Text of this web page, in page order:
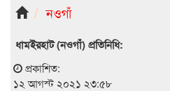
নওগাঁ
ধামইরহাট (নওগাঁ) প্রতিনিধি:
প্রকাশিত:
১২ আগস্ট ২০২১ ২৩:৫৮